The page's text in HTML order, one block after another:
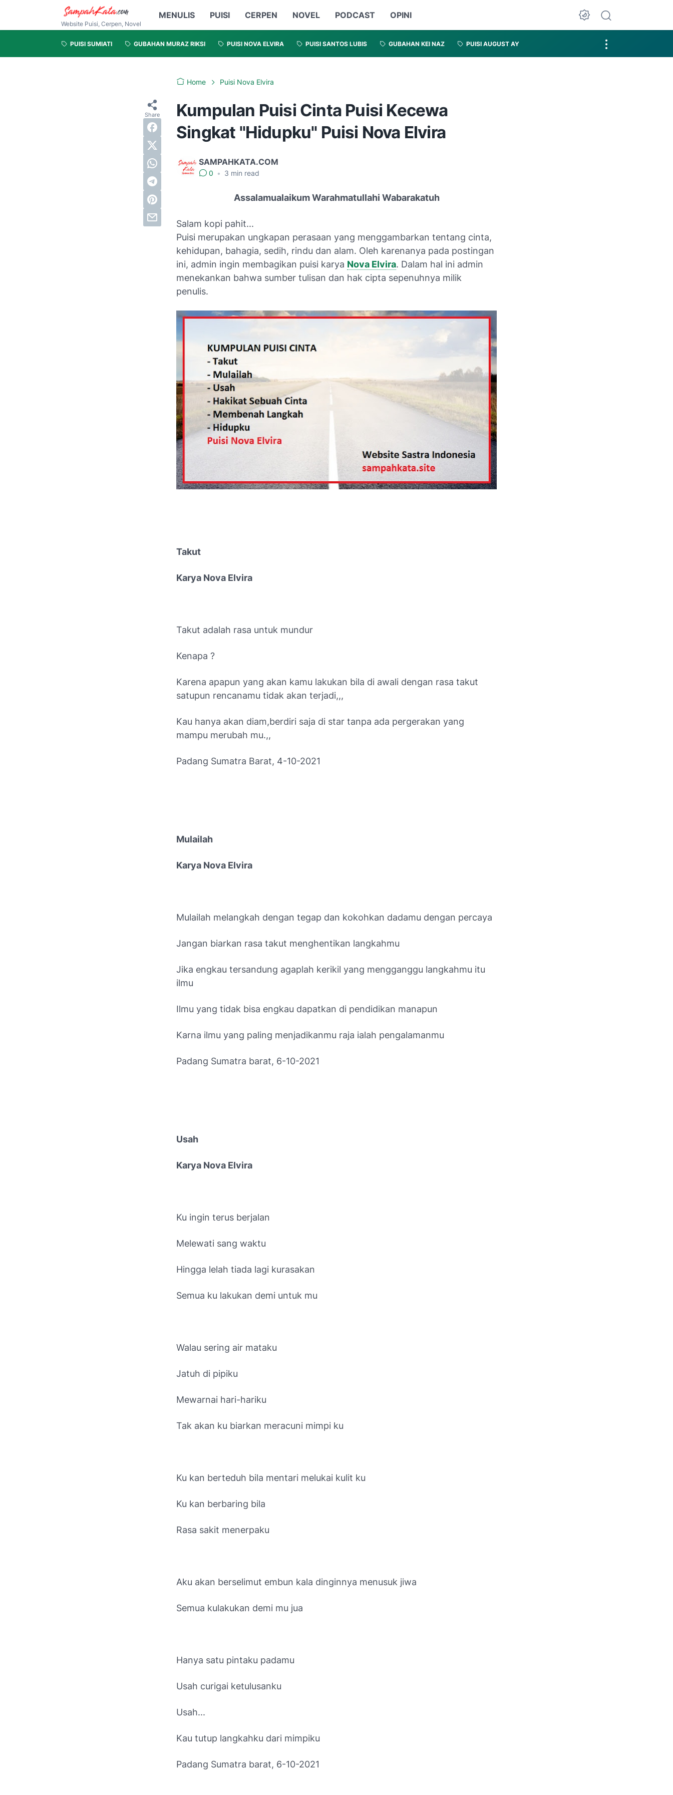
Website Puisi, Cerpen, Novel
MENULIS PUISI CERPEN NOVEL PODCAST OPINI
PUISI SUMIATI GUBAHAN MURAZ RIKSI PUISI NOVA ELVIRA PUISI SANTOS LUBIS GUBAHAN KEI NAZ PUISI AUGUST AY
Home Puisi Nova Elvira
Kumpulan Puisi Cinta Puisi Kecewa
Singkat "Hidupku" Puisi Nova Elvira
SAMPAHKATA.COM
0 • 3 min read
Assalamualaikum Warahmatullahi Wabarakatuh
Salam kopi pahit...
Puisi merupakan ungkapan perasaan yang menggambarkan tentang cinta,
kehidupan, bahagia, sedih, rindu dan alam. Oleh karenanya pada postingan
ini, admin ingin membagikan puisi karya Nova Elvira. Dalam hal ini admin
menekankan bahwa sumber tulisan dan hak cipta sepenuhnya milik
penulis.
Takut
Karya Nova Elvira
Takut adalah rasa untuk mundur
Kenapa ?
Karena apapun yang akan kamu lakukan bila di awali dengan rasa takut
satupun rencanamu tidak akan terjadi,,,
Kau hanya akan diam,berdiri saja di star tanpa ada pergerakan yang
mampu merubah mu.,,
Padang Sumatra Barat, 4-10-2021
Mulailah
Karya Nova Elvira
Mulailah melangkah dengan tegap dan kokohkan dadamu dengan percaya
Jangan biarkan rasa takut menghentikan langkahmu
Jika engkau tersandung agaplah kerikil yang mengganggu langkahmu itu
ilmu
Ilmu yang tidak bisa engkau dapatkan di pendidikan manapun
Karna ilmu yang paling menjadikanmu raja ialah pengalamanmu
Padang Sumatra barat, 6-10-2021
Usah
Karya Nova Elvira
Ku ingin terus berjalan
Melewati sang waktu
Hingga lelah tiada lagi kurasakan
Semua ku lakukan demi untuk mu
Walau sering air mataku
Jatuh di pipiku
Mewarnai hari-hariku
Tak akan ku biarkan meracuni mimpi ku
Ku kan berteduh bila mentari melukai kulit ku
Ku kan berbaring bila
Rasa sakit menerpaku
Aku akan berselimut embun kala dinginnya menusuk jiwa
Semua kulakukan demi mu jua
Hanya satu pintaku padamu
Usah curigai ketulusanku
Usah...
Kau tutup langkahku dari mimpiku
Padang Sumatra barat, 6-10-2021